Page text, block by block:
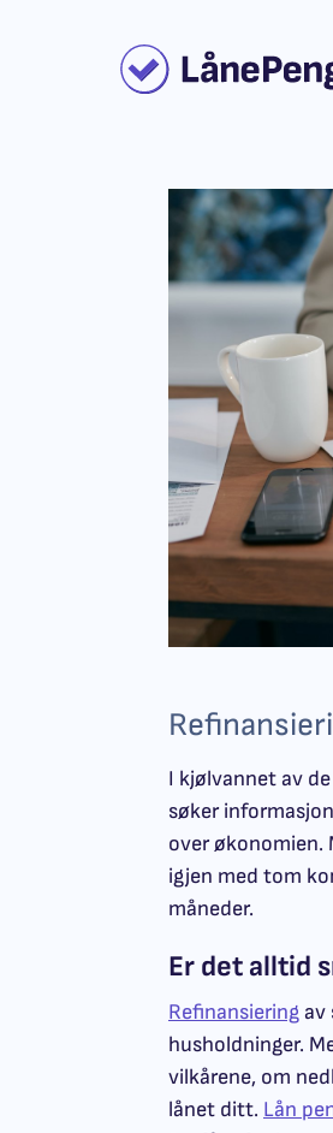
I kjølvannet av
søker
over økonomien.
igjen med tom
måneder.
Er det alltid
Refinansieringav
husholdninger.
vilkårene, om
lånet ditt. Lån